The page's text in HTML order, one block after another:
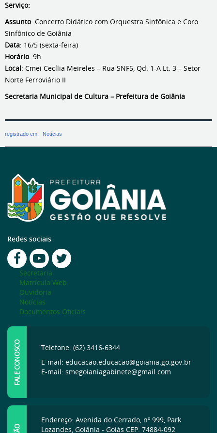
Serviço:
Assunto: Concerto Didático com Orquestra Sinfônica e Coro
Sinfônico de Goiânia
Data: 16/5 (sexta-feira)
Horário: 9h
Local: Cmei Cecília Meireles – Rua SNF5, Qd. 1-A Lt. 3 – Setor
Norte Ferroviário II
Secretaria Municipal de Cultura – Prefeitura de Goiânia
registrado em: Notícias
Redes sociais
Secretaria
Matrícula Web
Ouvidoria
Notícias
Documentos Oficiais
FALE CONOSCO
Telefone: (62) 3416-6344
E-mail: educacao.educacao@goiania.go.gov.br
E-mail: smegoianiagabinete@gmail.com
Endereço: Avenida do Cerrado, nº 999, Park
Lozandes, Goiânia - Goiás CEP: 74884-092